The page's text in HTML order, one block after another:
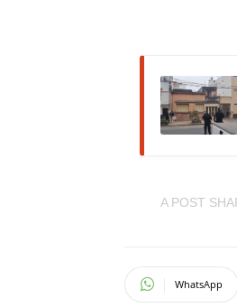
A POST
WhatsApp